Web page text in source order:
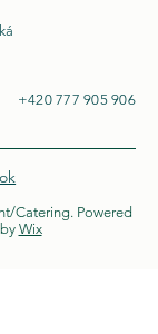
+420 777 905 906
Catering. Powered
Wix